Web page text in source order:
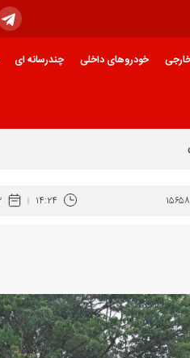
خودروهای داخلی چندرسانه ای
خودرو است
۱۴:۲۴